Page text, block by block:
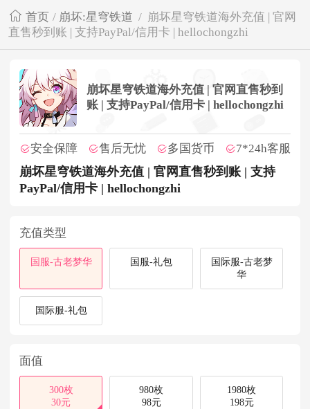
首页 / 崩坏:星穹铁道 / 崩坏星穹铁道海外充值 | 官网
直售秒到账 | 支持PayPal/信用卡 | hellochongzhi
崩坏星穹铁道海外充值 | 官网直售秒到
账 | 支持PayPal/信用卡 | hellochongzhi
安全保障 售后无忧 多国货币 7*24h客服
崩坏星穹铁道海外充值 | 官网直售秒到账 | 支持
PayPal/信用卡 | hellochongzhi
充值类型
国服-古老梦华 国服-礼包
国际服-古老梦
华
国际服-礼包
面值
300枚
30元
980枚
98元
1980枚
198元